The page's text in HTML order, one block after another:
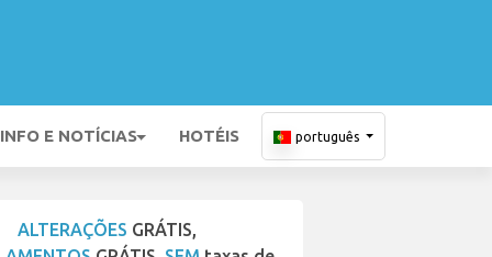
INFO E NOTÍCIAS HOTÉIS português
ALTERAÇÕES GRÁTIS,